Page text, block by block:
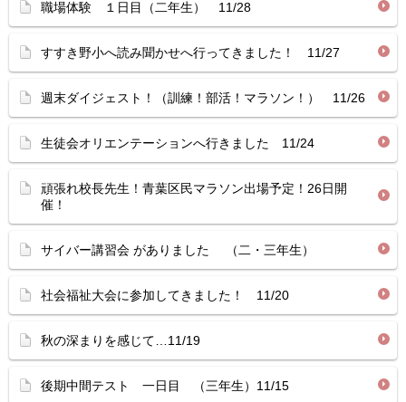
職場体験 １日目（二年生） 11/28
すすき野小へ読み聞かせへ行ってきました！ 11/27
週末ダイジェスト！（訓練！部活！マラソン！） 11/26
生徒会オリエンテーションへ行きました 11/24
頑張れ校長先生！青葉区民マラソン出場予定！26日開
催！
サイバー講習会 がありました （二・三年生）
社会福祉大会に参加してきました！ 11/20
秋の深まりを感じて…11/19
後期中間テスト 一日目 （三年生）11/15